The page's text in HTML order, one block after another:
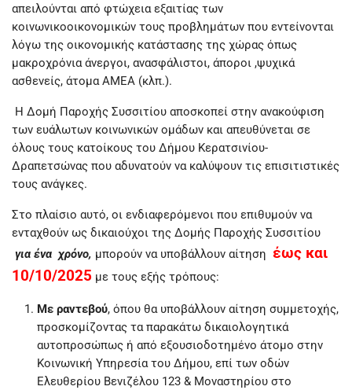
απειλούνται από φτώχεια εξαιτίας των
κοινωνικοοικονομικών τους προβλημάτων που εντείνονται
λόγω της οικονομικής κατάστασης της χώρας όπως
μακροχρόνια άνεργοι, ανασφάλιστοι, άποροι ,ψυχικά
ασθενείς, άτομα ΑΜΕΑ (κλπ.).
Η Δομή Παροχής Συσσιτίου αποσκοπεί στην ανακούφιση
των ευάλωτων κοινωνικών ομάδων και απευθύνεται σε
όλους τους κατοίκους του Δήμου Κερατσινίου-
Δραπετσώνας που αδυνατούν να καλύψουν τις επισιτιστικές
τους ανάγκες.
Στο πλαίσιο αυτό, οι ενδιαφερόμενοι που επιθυμούν να
ενταχθούν ως δικαιούχοι της Δομής Παροχής Συσσιτίου
για ένα χρόνο, μπορούν να υποβάλλουν αίτηση έως και
10/10/2025 με τους εξής τρόπους:
Με ραντεβού, όπου θα υποβάλλουν αίτηση συμμετοχής,
προσκομίζοντας τα παρακάτω δικαιολογητικά
αυτοπροσώπως ή από εξουσιοδοτημένο άτομο στην
Κοινωνική Υπηρεσία του Δήμου, επί των οδών
Ελευθερίου Βενιζέλου 123 & Μοναστηρίου στο